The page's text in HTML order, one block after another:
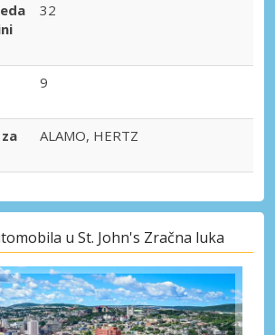
32
9
ALAMO, HERTZ
u St. John's Zračna luka